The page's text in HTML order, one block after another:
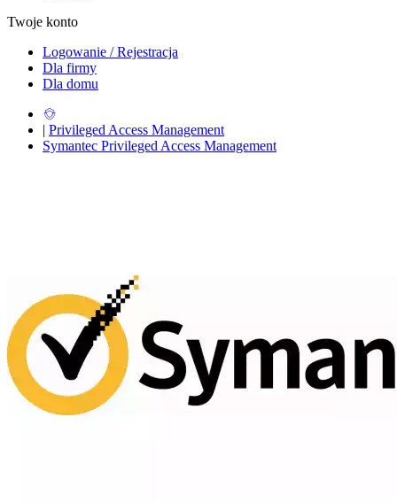
Twoje konto
Logowanie / Rejestracja
Dla firmy
Dla domu
| Privileged Access Management
Symantec Privileged Access Management